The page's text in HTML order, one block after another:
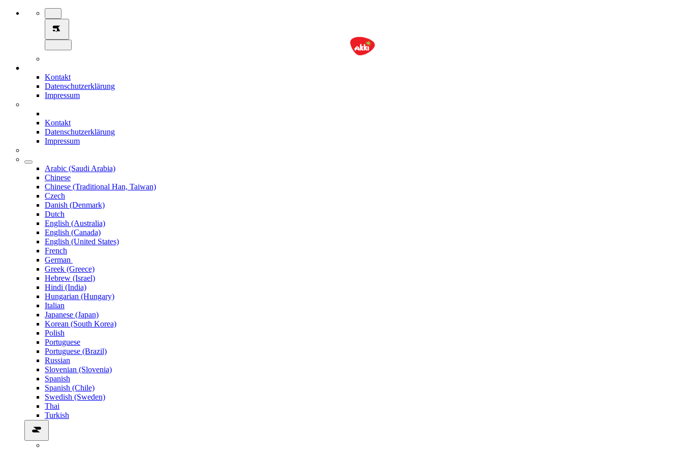
Kontakt
Datenschutzerklärung
Impressum
Kontakt
Datenschutzerklärung
Impressum
Arabic (Saudi Arabia)
Chinese
Chinese (Traditional Han, Taiwan)
Czech
Danish (Denmark)
Dutch
English (Australia)
English (Canada)
English (United States)
French
German
Greek (Greece)
Hebrew (Israel)
Hindi (India)
Hungarian (Hungary)
Italian
Japanese (Japan)
Korean (South Korea)
Polish
Portuguese
Portuguese (Brazil)
Russian
Slovenian (Slovenia)
Spanish
Spanish (Chile)
Swedish (Sweden)
Thai
Turkish